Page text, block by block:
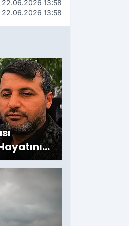
22.06.2026 13:58
22.06.2026 13:58